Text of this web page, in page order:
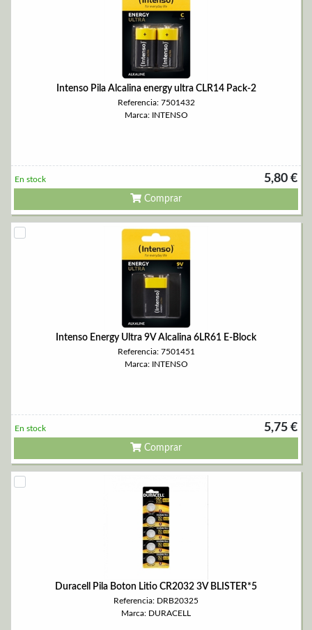
Intenso Pila Alcalina energy ultra CLR14 Pack-2
Referencia: 7501432
Marca: INTENSO
5,80 €
En stock
Comprar
Intenso Energy Ultra 9V Alcalina 6LR61 E-Block
Referencia: 7501451
Marca: INTENSO
5,75 €
En stock
Comprar
Duracell Pila Boton Litio CR2032 3V BLISTER*5
Referencia: DRB20325
Marca: DURACELL